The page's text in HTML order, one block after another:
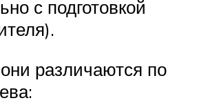
с подготовкой
различаются по